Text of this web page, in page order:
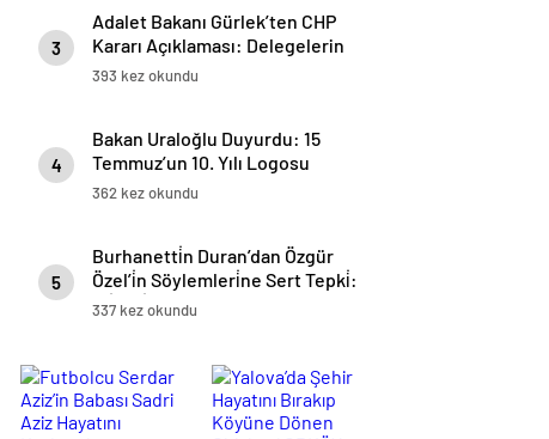
3
Adalet Bakanı Gürlek’ten CHP
Kararı Açıklaması: Delegelerin
Ve Üyenin İradesinin Menfaat Ve
393 kez okundu
4
Bakan Uraloğlu Duyurdu: 15
Temmuz’un 10. Yılı Logosu
Yüksek Hızlı Trenlerde Yer
362 kez okundu
5
Burhanetti̇n Duran’dan Özgür
Özel’i̇n Söylemleri̇ne Sert Tepki̇:
“Si̇yasi̇ Nezaket Ve Gerçeklik
337 kez okundu